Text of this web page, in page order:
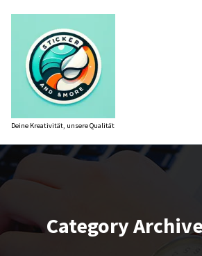
springen
Deine Kreativität, unsere Qualität
Category